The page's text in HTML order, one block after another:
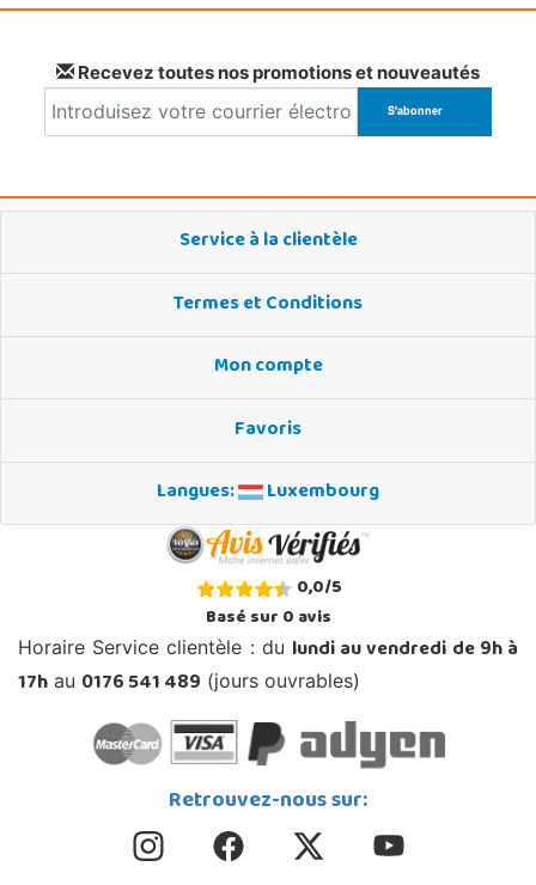
Recevez toutes nos promotions et nouveautés
Service à la clientèle
Termes et Conditions
Mon compte
Favoris
Langues:
Luxembourg
0,0/5
Basé sur0avis
Horaire Service clientèle : du lundi au vendredi de 9h à
17h au 0176 541 489 (jours ouvrables)
Retrouvez-nous sur: